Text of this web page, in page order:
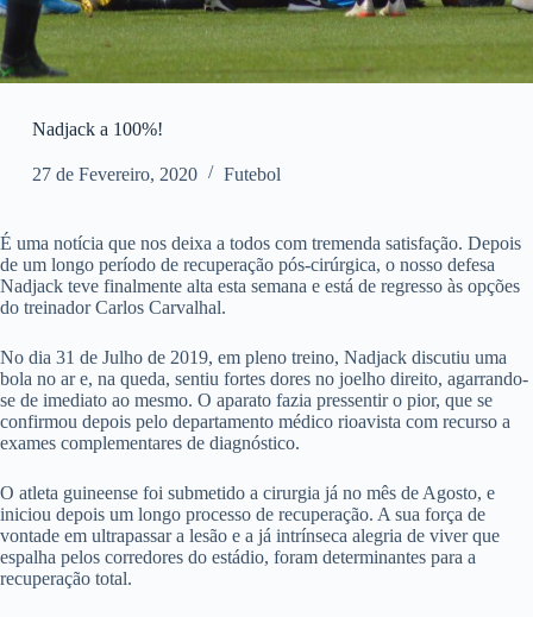
Nadjack a 100%!
27 de Fevereiro, 2020 Futebol
É uma notícia que nos deixa a todos com tremenda satisfação. Depois
de um longo período de recuperação pós-cirúrgica, o nosso defesa
Nadjack teve finalmente alta esta semana e está de regresso às opções
do treinador Carlos Carvalhal.
No dia 31 de Julho de 2019, em pleno treino, Nadjack discutiu uma
bola no ar e, na queda, sentiu fortes dores no joelho direito, agarrando-
se de imediato ao mesmo. O aparato fazia pressentir o pior, que se
confirmou depois pelo departamento médico rioavista com recurso a
exames complementares de diagnóstico.
O atleta guineense foi submetido a cirurgia já no mês de Agosto, e
iniciou depois um longo processo de recuperação. A sua força de
vontade em ultrapassar a lesão e a já intrínseca alegria de viver que
espalha pelos corredores do estádio, foram determinantes para a
recuperação total.